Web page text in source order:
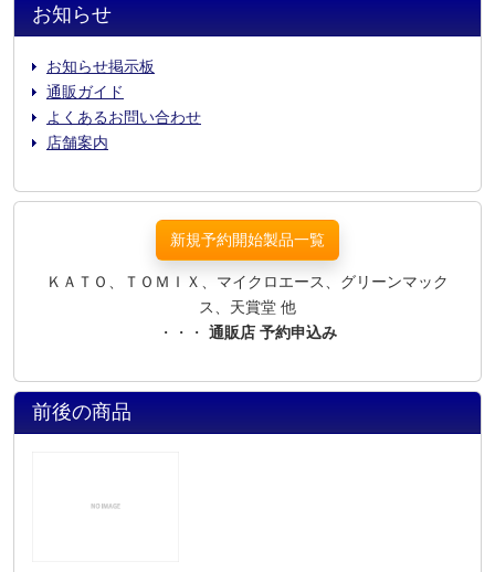
お知らせ
お知らせ掲示板
通販ガイド
よくあるお問い合わせ
店舗案内
新規予約開始製品一覧
ＫＡＴＯ、ＴＯＭＩＸ、マイクロエース、グリーンマック
ス、天賞堂 他
・・・ 通販店 予約申込み
前後の商品